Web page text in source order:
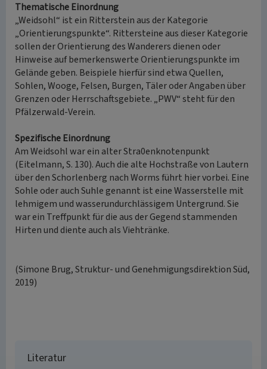
Thematische Einordnung
„Weidsohl“ ist ein Ritterstein aus der Kategorie
„Orientierungspunkte“. Rittersteine aus dieser Kategorie
sollen der Orientierung des Wanderers dienen oder
Hinweise auf bemerkenswerte Orientierungspunkte im
Gelände geben. Beispiele hierfür sind etwa Quellen,
Sohlen, Wooge, Felsen, Burgen, Täler oder Angaben über
Grenzen oder Herrschaftsgebiete. „PWV“ steht für den
Pfälzerwald-Verein.
Spezifische Einordnung
Am Weidsohl war ein alter Stra0enknotenpunkt
(Eitelmann, S. 130). Auch die alte Hochstraße von Lautern
über den Schorlenberg nach Worms führt hier vorbei. Eine
Sohle oder auch Suhle genannt ist eine Wasserstelle mit
lehmigem und wasserundurchlässigem Untergrund. Sie
war ein Treffpunkt für die aus der Gegend stammenden
Hirten und diente auch als Viehtränke.
(Simone Brug, Struktur- und Genehmigungsdirektion Süd,
2019)
Literatur